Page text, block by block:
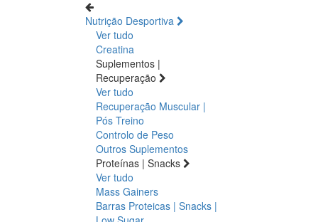
Nutrição Desportiva
Ver tudo
Creatina
Suplementos |
Recuperação
Ver tudo
Recuperação Muscular |
Pós Treino
Controlo de Peso
Outros Suplementos
Proteínas | Snacks
Ver tudo
Mass Gainers
Barras Proteicas | Snacks |